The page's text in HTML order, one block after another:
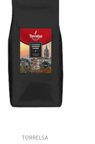
TORRELSA